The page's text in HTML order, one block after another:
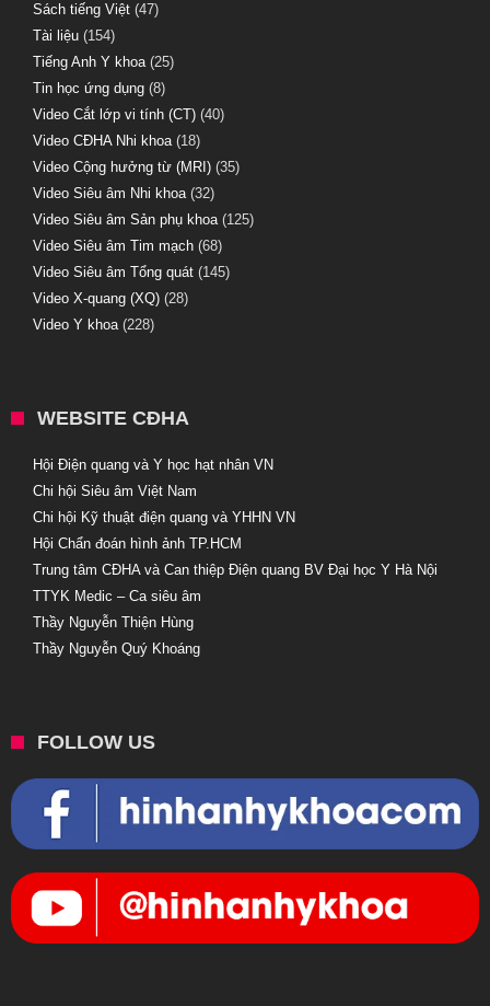
Sách tiếng Việt (47)
Tài liệu (154)
Tiếng Anh Y khoa(25)
Tin học ứng dụng (8)
Video Cắt lớp vi tính (CT) (40)
Video CĐHA Nhi khoa(18)
Video Cộng hưởng từ (MRI) (35)
Video Siêu âm Nhi khoa(32)
Video Siêu âm Sản phụ khoa(125)
Video Siêu âm Tim mạch (68)
Video Siêu âm Tổng quát (145)
Video X-quang (XQ) (28)
Video Y khoa(228)
WEBSITE CĐHA
Hội Điện quang và Y học hạt nhân VN
Chi hội Siêu âm Việt Nam
Chi hội Kỹ thuật điện quang và YHHN VN
Hội Chẩn đoán hình ảnh TP.HCM
Trung tâm CĐHA và Can thiệp Điện quang BV Đại học Y Hà Nội
TTYK Medic – Ca siêu âm
Thầy Nguyễn Thiện Hùng
Thầy Nguyễn Quý Khoáng
FOLLOW US